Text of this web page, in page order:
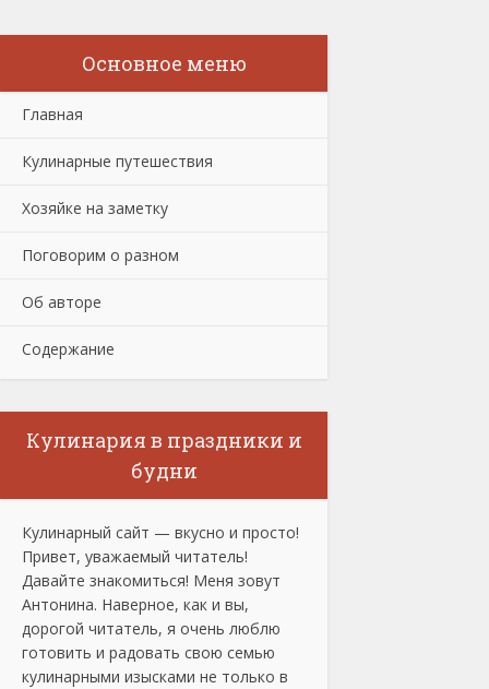
Основное меню
Главная
Кулинарные путешествия
Хозяйке на заметку
Поговорим о разном
Об авторе
Содержание
Кулинария в праздники и
будни
Кулинарный сайт — вкусно и просто!
Привет, уважаемый читатель!
Давайте знакомиться! Меня зовут
Антонина. Наверное, как и вы,
дорогой читатель, я очень люблю
готовить и радовать свою семью
кулинарными изысками не только в